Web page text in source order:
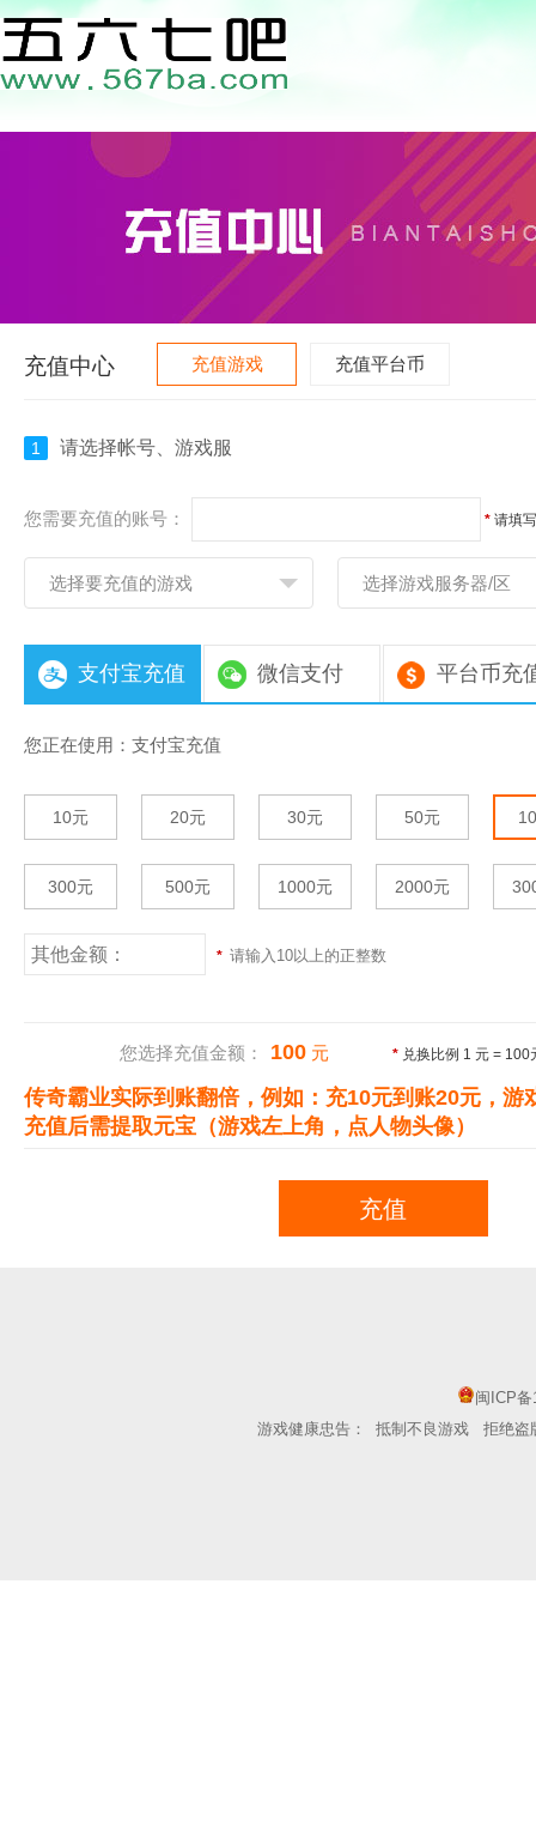
充值中心 充值游戏 充值平台币
1 请选择帐号、游戏服
您需要充值的账号： * 请填
选择要充值的游戏 选择游戏服务器/区
支付宝充值 微信支付 平台币充
您正在使用： 支付宝充值
10元 20元 30元 50元
300元 500元 1000元 2000元
* 请输入10以上的正整数
您选择充值金额： 100 元 * 兑换比例 1 元 = 100
传奇霸业实际到账翻倍，例如：充10元到账20元，游
充值后需提取元宝（游戏左上角，点人物头像）
闽ICP备
游戏健康忠告：
抵制不良游戏 拒绝盗